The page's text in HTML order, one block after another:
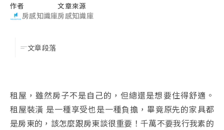
作者
房感知識庫
文章來源
房感知識庫
文章段落
租屋，雖然房子不是自己的，但總還是想要住得舒適。
租屋裝潢 是一種享受也是一種負擔，畢竟原先的家具都
是房東的，該怎麼跟房東談很重要！千萬不要我行我素的